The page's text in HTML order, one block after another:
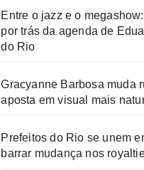
Entre o jazz e o
por trás da agenda de
do Rio
Gracyanne Barbosa muda
aposta em visual mais
Prefeitos do Rio se unem
barrar mudança nos